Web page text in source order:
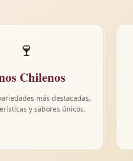
🍷
Chilenos
más destacadas,
y sabores únicos.